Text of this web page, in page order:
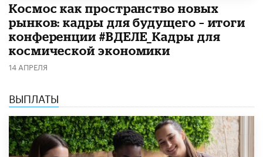
Космос как пространство новых
рынков: кадры для будущего – итоги
конференции #ВДЕЛЕ_Кадры для
космической экономики
14 АПРЕЛЯ
ВЫПЛАТЫ